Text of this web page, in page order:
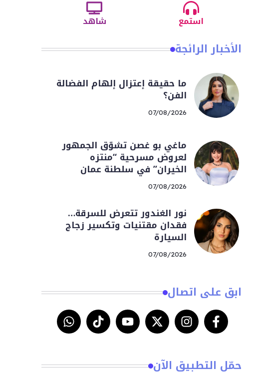
استمع شاهد
الأخبار الرائجة
ما حقيقة إعتزال إلهام الفضالة
الفن؟
07/08/2026
ماغي بو غصن تشوّق الجمهور
لعروض مسرحية “منتزه
الخيران” في سلطنة عمان
07/08/2026
نور الغندور تتعرض للسرقة…
فقدان مقتنيات وتكسير زجاج
السيارة
07/08/2026
ابق على اتصال
حمّل التطبيق الآن